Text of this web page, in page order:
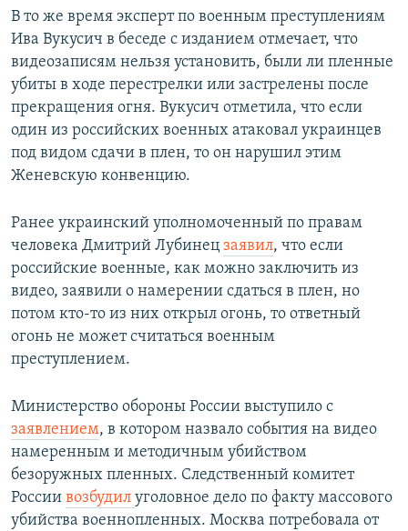
В то же время эксперт по военным преступлениям
Ива Вукусич в беседе с изданием отмечает, что
видеозаписям нельзя установить, были ли пленные
убиты в ходе перестрелки или застрелены после
прекращения огня. Вукусич отметила, что если
один из российских военных атаковал украинцев
под видом сдачи в плен, то он нарушил этим
Женевскую конвенцию.
Ранее украинский уполномоченный по правам
человека Дмитрий Лубинец заявил, что если
российские военные, как можно заключить из
видео, заявили о намерении сдаться в плен, но
потом кто-то из них открыл огонь, то ответный
огонь не может считаться военным
преступлением.
Министерство обороны России выступило с
заявлением, в котором назвало события на видео
намеренным и методичным убийством
безоружных пленных. Следственный комитет
России возбудил уголовное дело по факту массового
убийства военнопленных. Москва потребовала от